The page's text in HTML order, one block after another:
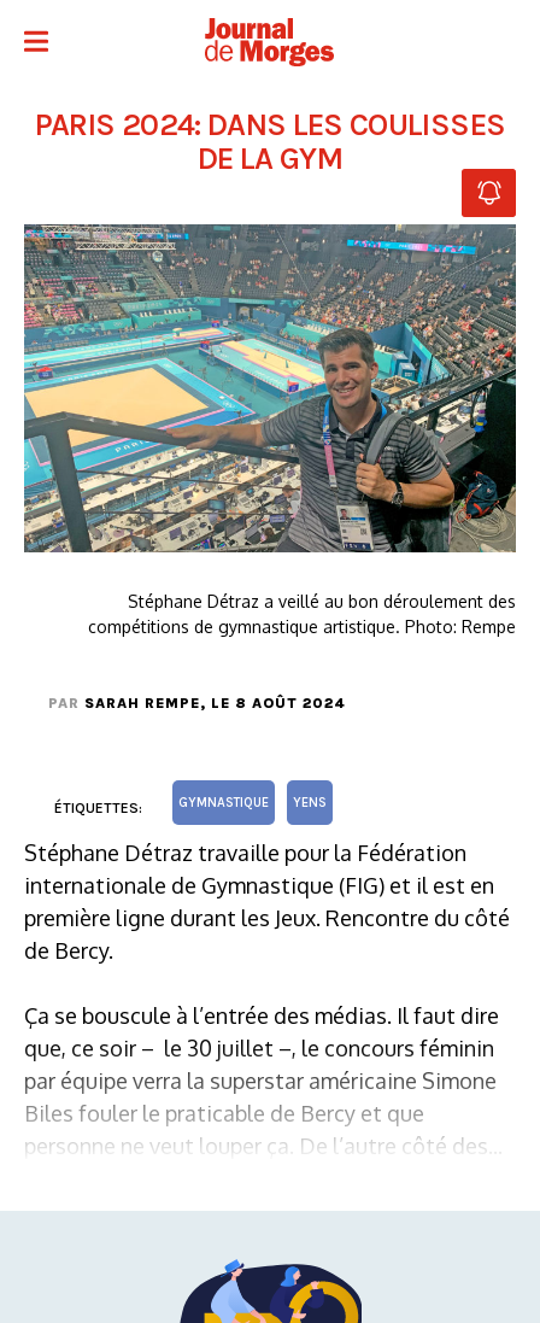
PARIS 2024: DANS LES COULISSES
DE LA GYM
Stéphane Détraz a veillé au bon déroulement des
compétitions de gymnastique artistique. Photo: Rempe
PAR SARAH REMPE, LE 8 AOÛT 2024
ÉTIQUETTES: GYMNASTIQUE YENS
Stéphane Détraz travaille pour la Fédération
internationale de Gymnastique (FIG) et il est en
première ligne durant les Jeux. Rencontre du côté
de Bercy.
Ça se bouscule à l’entrée des médias. Il faut dire
que, ce soir – le 30 juillet –, le concours féminin
par équipe verra la superstar américaine Simone
Biles fouler le praticable de Bercy et que
personne ne veut louper ça. De l’autre côté des...